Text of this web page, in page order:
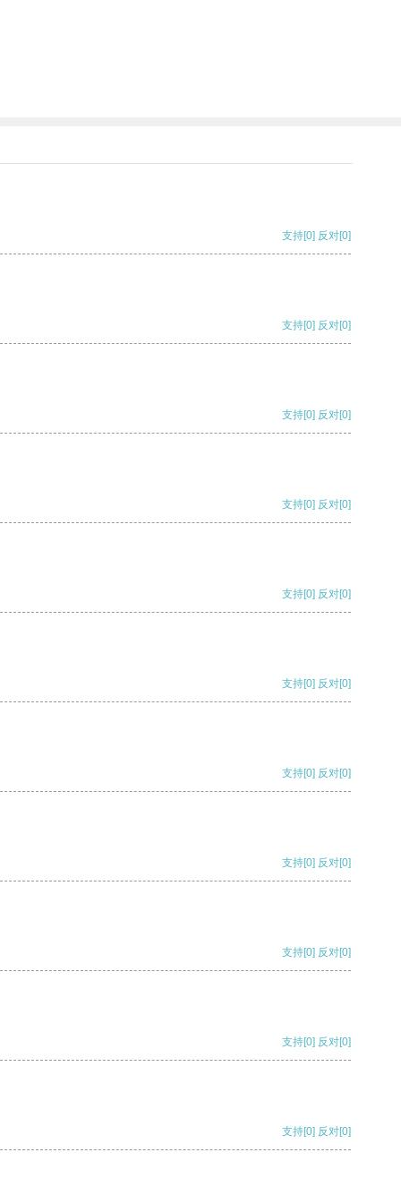
支持[0] 反对[0]
支持[0] 反对[0]
支持[0] 反对[0]
支持[0] 反对[0]
支持[0] 反对[0]
支持[0] 反对[0]
支持[0] 反对[0]
支持[0] 反对[0]
支持[0] 反对[0]
支持[0] 反对[0]
支持[0] 反对[0]